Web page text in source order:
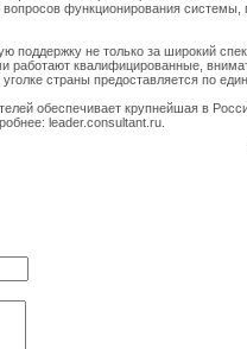
функционирования
поддержку не только за широкий
работают квалифицированные,
страны предоставляется по
обеспечивает крупнейшая в
leader.consultant.ru.